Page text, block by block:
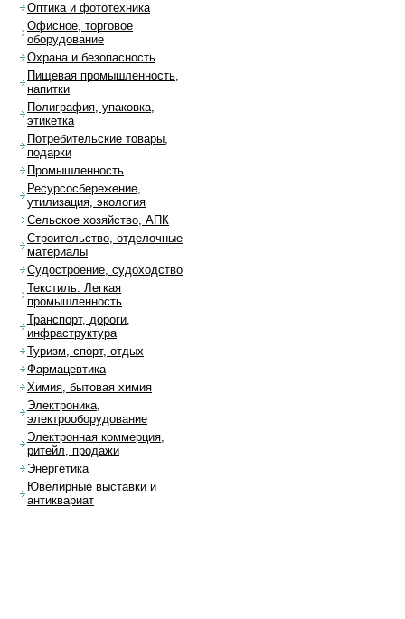
Оптика и фототехника
Офисное, торговое
оборудование
Охрана и безопасность
Пищевая промышленность,
напитки
Полиграфия, упаковка,
этикетка
Потребительские товары,
подарки
Промышленность
Ресурсосбережение,
утилизация, экология
Сельское хозяйство, АПК
Строительство, отделочные
материалы
Судостроение, судоходство
Текстиль. Легкая
промышленность
Транспорт, дороги,
инфраструктура
Туризм, спорт, отдых
Фармацевтика
Химия, бытовая химия
Электроника,
электрооборудование
Электронная коммерция,
ритейл, продажи
Энергетика
Ювелирные выставки и
антиквариат